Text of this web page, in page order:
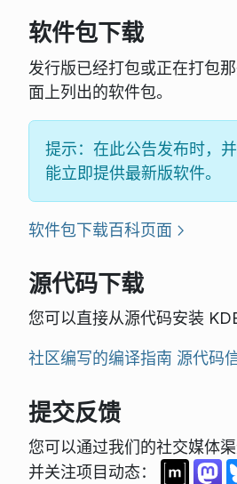
软件包下载
发行版已经打包或正在打包
面上列出的软件包。
提示：在此公告发布时，
能立即提供最新版软件。
软件包下载百科页面
源代码下载
您可以直接从源代码安装
社区编写的编译指南 源代码
提交反馈
您可以通过我们的社交媒体
并关注项目动态：